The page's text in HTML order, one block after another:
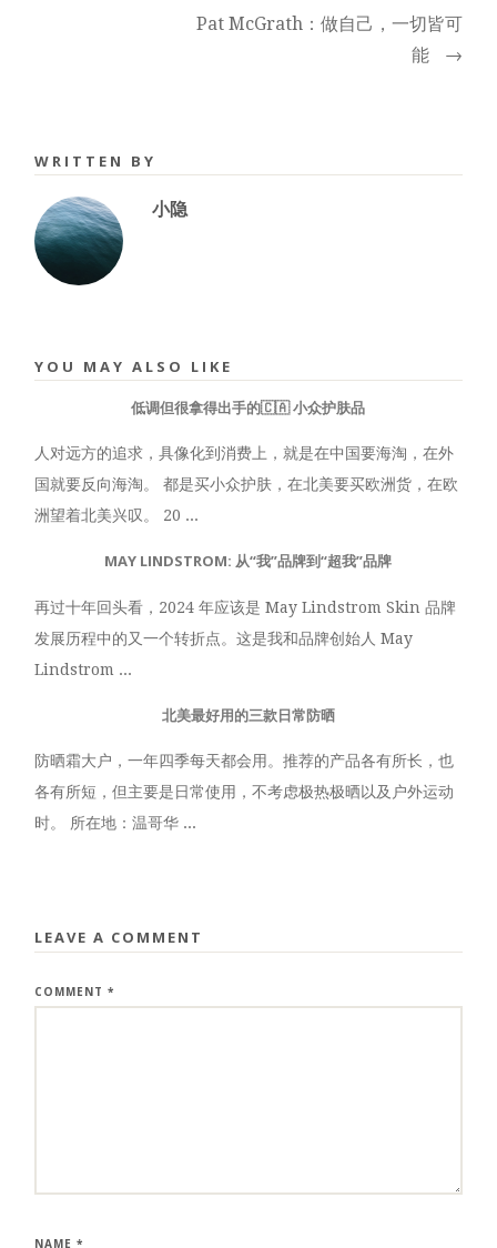
Pat McGrath：做自己，一切皆可
能
→
WRITTEN BY
小隐
YOU MAY ALSO LIKE
低调但很拿得出手的🇨🇦 小众护肤品
人对远方的追求，具像化到消费上，就是在中国要海淘，在外
国就要反向海淘。 都是买小众护肤，在北美要买欧洲货，在欧
洲望着北美兴叹。 20 ...
MAY LINDSTROM: 从“我”品牌到“超我”品牌
再过十年回头看，2024 年应该是 May Lindstrom Skin 品牌
发展历程中的又一个转折点。这是我和品牌创始人 May
Lindstrom ...
北美最好用的三款日常防晒
防晒霜大户，一年四季每天都会用。推荐的产品各有所长，也
各有所短，但主要是日常使用，不考虑极热极晒以及户外运动
时。 所在地：温哥华 ...
LEAVE A COMMENT
COMMENT*
NAME*